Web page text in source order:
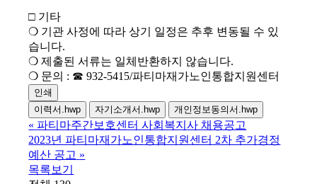
□ 기타
❍ 기관 사정에 따라 상기 일정은 추후 변동될 수 있
습니다.
❍ 제출된 서류는 일체반환하지 않습니다.
❍ 문의 : ☎ 932-5415/파티마재가노인통합지원센터
인쇄
이력서.hwp
자기소개서.hwp 개인정보동의서.hwp
« 파티마주간보호센터 사회복지사 채용공고
2023년 파티마재가노인통합지원센터 2차 추가경정
예산 공고 »
목록보기